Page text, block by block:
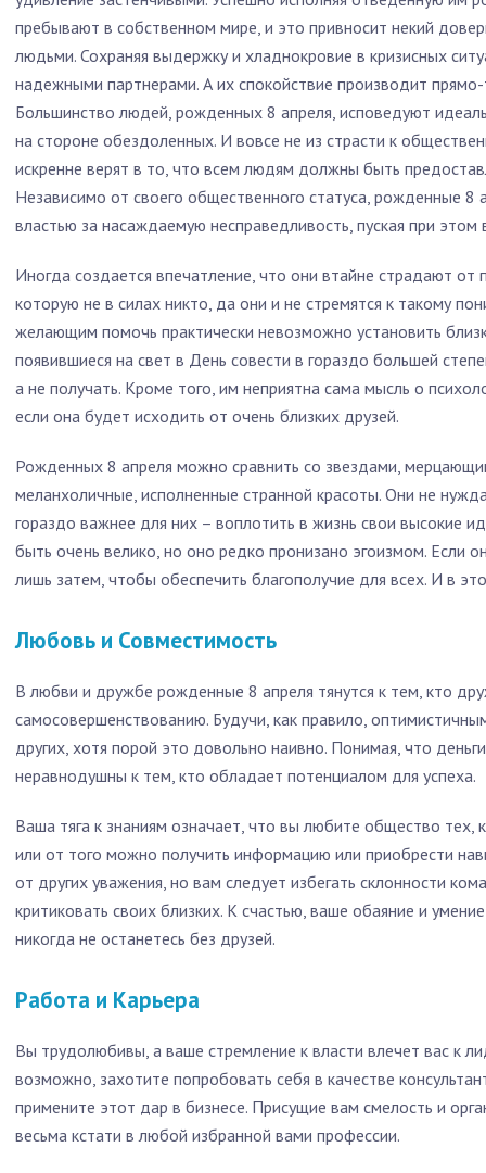
пребывают в собственном мире, и это привносит некий
людьми. Сохраняя выдержку и хладнокровие в кризисных
надежными партнерами. А их спокойствие производит
Большинство людей, рожденных 8 апреля, исповедуют
на стороне обездоленных. И вовсе не из страсти к
искренне верят в то, что всем людям должны быть
Независимо от своего общественного статуса, рожденные 8
властью за насаждаемую несправедливость, пуская при этом
Иногда создается впечатление, что они втайне страдают от
которую не в силах никто, да они и не стремятся к такому
желающим помочь практически невозможно установить
появившиеся на свет в День совести в гораздо большей
а не получать. Кроме того, им неприятна сама мысль о
если она будет исходить от очень близких друзей.
Рожденных 8 апреля можно сравнить со звездами,
меланхоличные, исполненные странной красоты. Они не
гораздо важнее для них – воплотить в жизнь свои высокие
быть очень велико, но оно редко пронизано эгоизмом. Если
лишь затем, чтобы обеспечить благополучие для всех. И в
Любовь и Совместимость
В любви и дружбе рожденные 8 апреля тянутся к тем, кто
самосовершенствованию. Будучи, как правило,
других, хотя порой это довольно наивно. Понимая, что
неравнодушны к тем, кто обладает потенциалом для успеха.
Ваша тяга к знаниям означает, что вы любите общество тех,
или от того можно получить информацию или приобрести
от других уважения, но вам следует избегать склонности
критиковать своих близких. К счастью, ваше обаяние и
никогда не останетесь без друзей.
Работа и Карьера
Вы трудолюбивы, а ваше стремление к власти влечет вас к
возможно, захотите попробовать себя в качестве
примените этот дар в бизнесе. Присущие вам смелость и
весьма кстати в любой избранной вами профессии.